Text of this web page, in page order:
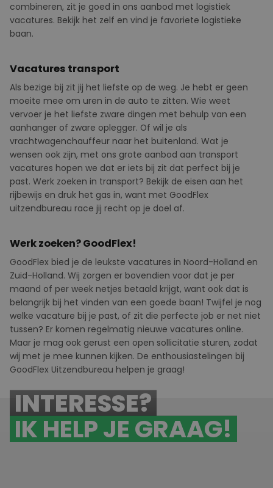
combineren, zit je goed in ons aanbod met logistiek
vacatures. Bekijk het zelf en vind je favoriete logistieke
baan.
Vacatures transport
Als bezige bij zit jij het liefste op de weg. Je hebt er geen
moeite mee om uren in de auto te zitten. Wie weet
vervoer je het liefste zware dingen met behulp van een
aanhanger of zware oplegger. Of wil je als
vrachtwagenchauffeur naar het buitenland. Wat je
wensen ook zijn, met ons grote aanbod aan transport
vacatures hopen we dat er iets bij zit dat perfect bij je
past. Werk zoeken in transport? Bekijk de eisen aan het
rijbewijs en druk het gas in, want met GoodFlex
uitzendbureau race jij recht op je doel af.
Werk zoeken? GoodFlex!
GoodFlex bied je de leukste vacatures in Noord-Holland en
Zuid-Holland. Wij zorgen er bovendien voor dat je per
maand of per week netjes betaald krijgt, want ook dat is
belangrijk bij het vinden van een goede baan! Twijfel je nog
welke vacature bij je past, of zit die perfecte job er net niet
tussen? Er komen regelmatig nieuwe vacatures online.
Maar je mag ook gerust een open sollicitatie sturen, zodat
wij met je mee kunnen kijken. De enthousiastelingen bij
GoodFlex Uitzendbureau helpen je graag!
INTERESSE?
IK HELP JE GRAAG!